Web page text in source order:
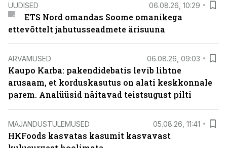
UUDISED 06.08.26, 10:29
ETS Nord omandas Soome omanikega
ettevõttelt jahutusseadmete ärisuuna
ARVAMUSED 06.08.26, 09:03
Kaupo Karba: pakendidebatis levib lihtne
arusaam, et korduskasutus on alati keskkonnale
parem. Analüüsid näitavad teistsugust pilti
MAJANDUSTULEMUSED 05.08.26, 11:41
HKFoods kasvatas kasumit kasvavast